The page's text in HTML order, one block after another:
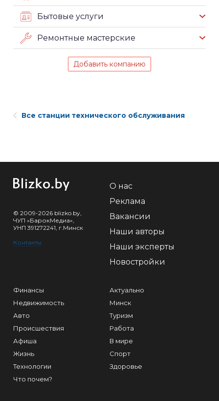
Бытовые услуги
Ремонтные мастерские
Добавить компанию
Все станции технического обслуживания
© 2009-2026 blizko.by,
ЧУП «БарокМедиа»,
УНП 391272241, г.Минск
Контакты
О нас
Реклама
Вакансии
Наши авторы
Наши эксперты
Новостройки
Финансы
Недвижимость
Авто
Происшествия
Афиша
Жизнь
Технологии
Что почем?
Актуально
Минск
Туризм
Работа
В мире
Спорт
Здоровье